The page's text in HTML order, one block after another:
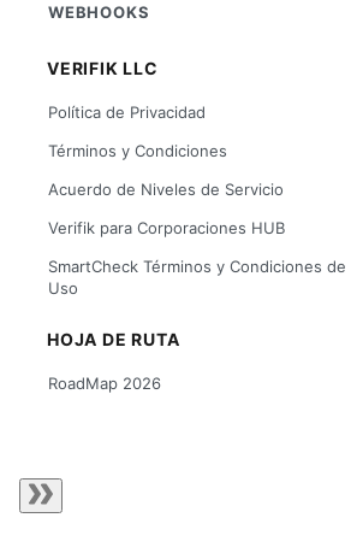
WEBHOOKS
VERIFIK LLC
Política de Privacidad
Términos y Condiciones
Acuerdo de Niveles de Servicio
Verifik para Corporaciones HUB
SmartCheck Términos y Condiciones de
Uso
HOJA DE RUTA
RoadMap 2026